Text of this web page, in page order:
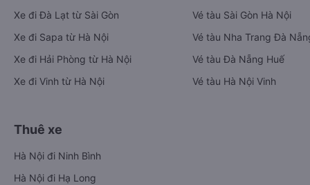
Xe đi Đà Lạt từ Sài Gòn
Xe đi Sapa từ Hà Nội
Xe đi Hải Phòng từ Hà Nội
Xe đi Vinh từ Hà Nội
Vé tàu Sài Gòn Hà Nội
Vé tàu Nha Trang Đà
Vé tàu Đà Nẵng Huế
Vé tàu Hà Nội Vinh
Thuê xe
Hà Nội đi Ninh Bình
Hà Nội đi Hạ Long